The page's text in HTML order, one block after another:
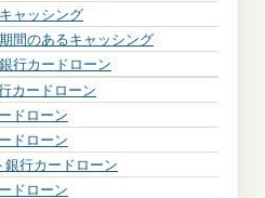
ャッシング
間のあるキャッシング
行カードローン
カードローン
ドローン
ドローン
銀行カードローン
ドローン